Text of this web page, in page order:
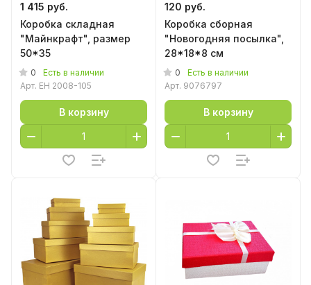
1 415 руб.
Коробка складная
"Майнкрафт", размер
50*35
0
Есть в наличии
Арт. EH 2008-105
В корзину
120 руб.
Коробка сборная
"Новогодняя посылка",
28*18*8 см
0
Есть в наличии
Арт. 9076797
В корзину